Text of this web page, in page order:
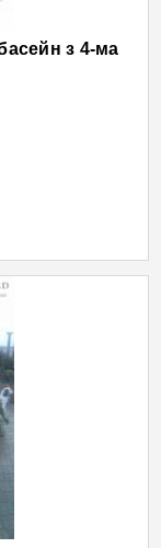
з 4-ма